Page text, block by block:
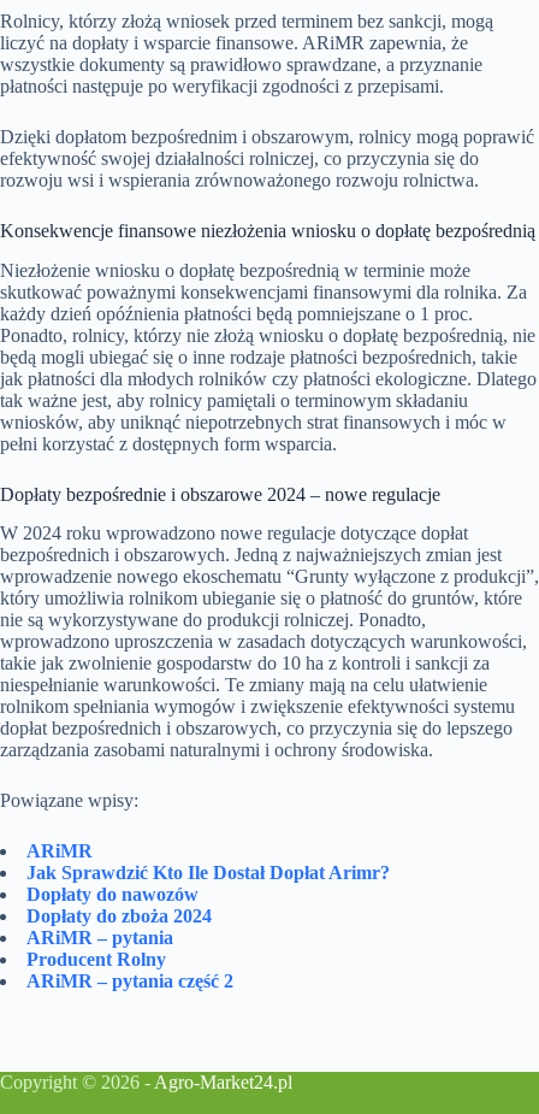
Rolnicy, którzy złożą wniosek przed terminem bez sankcji, mogą
liczyć na dopłaty i wsparcie finansowe. ARiMR zapewnia, że
wszystkie dokumenty są prawidłowo sprawdzane, a przyznanie
płatności następuje po weryfikacji zgodności z przepisami.
Dzięki dopłatom bezpośrednim i obszarowym, rolnicy mogą poprawić
efektywność swojej działalności rolniczej, co przyczynia się do
rozwoju wsi i wspierania zrównoważonego rozwoju rolnictwa.
Konsekwencje finansowe niezłożenia wniosku o dopłatę bezpośrednią
Niezłożenie wniosku o dopłatę bezpośrednią w terminie może
skutkować poważnymi konsekwencjami finansowymi dla rolnika. Za
każdy dzień opóźnienia płatności będą pomniejszane o 1 proc.
Ponadto, rolnicy, którzy nie złożą wniosku o dopłatę bezpośrednią, nie
będą mogli ubiegać się o inne rodzaje płatności bezpośrednich, takie
jak płatności dla młodych rolników czy płatności ekologiczne. Dlatego
tak ważne jest, aby rolnicy pamiętali o terminowym składaniu
wniosków, aby uniknąć niepotrzebnych strat finansowych i móc w
pełni korzystać z dostępnych form wsparcia.
Dopłaty bezpośrednie i obszarowe 2024 – nowe regulacje
W 2024 roku wprowadzono nowe regulacje dotyczące dopłat
bezpośrednich i obszarowych. Jedną z najważniejszych zmian jest
wprowadzenie nowego ekoschematu “Grunty wyłączone z produkcji”,
który umożliwia rolnikom ubieganie się o płatność do gruntów, które
nie są wykorzystywane do produkcji rolniczej. Ponadto,
wprowadzono uproszczenia w zasadach dotyczących warunkowości,
takie jak zwolnienie gospodarstw do 10 ha z kontroli i sankcji za
niespełnianie warunkowości. Te zmiany mają na celu ułatwienie
rolnikom spełniania wymogów i zwiększenie efektywności systemu
dopłat bezpośrednich i obszarowych, co przyczynia się do lepszego
zarządzania zasobami naturalnymi i ochrony środowiska.
Powiązane wpisy:
ARiMR
Jak Sprawdzić Kto Ile Dostał Dopłat Arimr?
Dopłaty do nawozów
Dopłaty do zboża 2024
ARiMR – pytania
Producent Rolny
ARiMR – pytania część 2
Copyright © 2026 -Agro-Market24.pl